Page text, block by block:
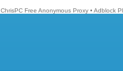
ChrisPC Free Anonymous Proxy • Adblock